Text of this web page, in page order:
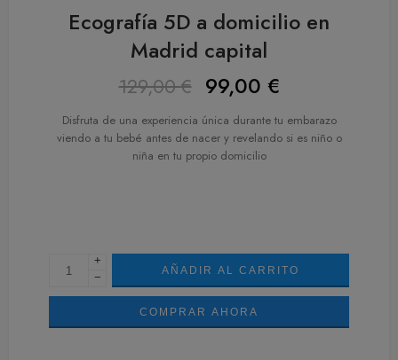
Ecografía 5D a domicilio en
Madrid capital
129,00€ 99,00 €
Disfruta de una experiencia única durante tu embarazo
viendo a tu bebé antes de nacer y revelando si es niño o
niña en tu propio domicilio
+
−
AÑADIR AL CARRITO
COMPRAR AHORA